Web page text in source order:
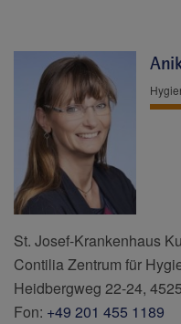
St. Josef-Krankenhaus
Contilia Zentrum für
Heidbergweg 22-24,
Fon: +49 201 455 1189